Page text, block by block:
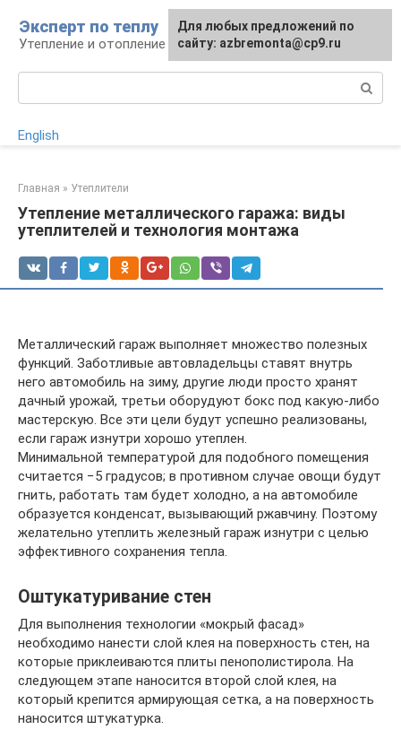
контенту
Эксперт по теплу
Утепление и отопление
English
Главная » Утеплители
Утепление металлического гаража: виды
утеплителей и технология монтажа
Металлический гараж выполняет множество полезных
функций. Заботливые автовладельцы ставят внутрь
него автомобиль на зиму, другие люди просто хранят
дачный урожай, третьи оборудуют бокс под какую-либо
мастерскую. Все эти цели будут успешно реализованы,
если гараж изнутри хорошо утеплен.
Минимальной температурой для подобного помещения
считается −5 градусов; в противном случае овощи будут
гнить, работать там будет холодно, а на автомобиле
образуется конденсат, вызывающий ржавчину. Поэтому
желательно утеплить железный гараж изнутри с целью
эффективного сохранения тепла.
Оштукатуривание стен
Для выполнения технологии «мокрый фасад»
необходимо нанести слой клея на поверхность стен, на
которые приклеиваются плиты пенополистирола. На
следующем этапе наносится второй слой клея, на
который крепится армирующая сетка, а на поверхность
наносится штукатурка.
Для любых предложений по
сайту: azbremonta@cp9.ru